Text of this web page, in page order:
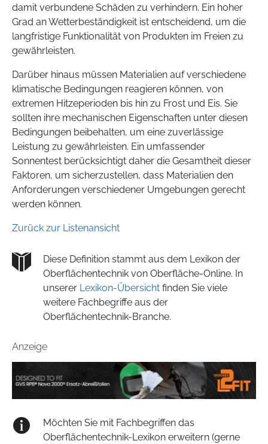
damit verbundene Schäden zu verhindern. Ein hoher
Grad an Wetterbeständigkeit ist entscheidend, um die
langfristige Funktionalität von Produkten im Freien zu
gewährleisten.
Darüber hinaus müssen Materialien auf verschiedene
klimatische Bedingungen reagieren können, von
extremen Hitzeperioden bis hin zu Frost und Eis. Sie
sollten ihre mechanischen Eigenschaften unter diesen
Bedingungen beibehalten, um eine zuverlässige
Leistung zu gewährleisten. Ein umfassender
Sonnentest berücksichtigt daher die Gesamtheit dieser
Faktoren, um sicherzustellen, dass Materialien den
Anforderungen verschiedener Umgebungen gerecht
werden können.
Zurück zur Listenansicht
Diese Definition stammt aus dem Lexikon der
Oberflächentechnik von Oberfläche-Online. In
unserer Lexikon-Übersicht finden Sie viele
weitere Fachbegriffe aus der
Oberflächentechnik-Branche.
Anzeige
Möchten Sie mit Fachbegriffen das
Oberflächentechnik-Lexikon erweitern (gerne